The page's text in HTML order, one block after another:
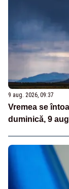
9 aug. 2026, 09:37
Vremea se
duminică, 9